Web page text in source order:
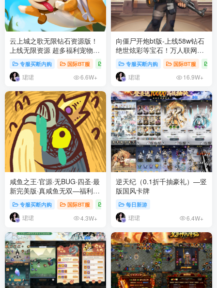
云上城之歌无限钻石资源版！
上线无限资源 超多福利宠物时
装道具统统拉满！云上城最强
最稳定版本！
专服买断内购 国际BT服 每日新游 # 全部 # 0.1折 # 买断
珺珺 6.6W+
向僵尸开炮bt版-上线58w钻石
绝世炫彩等宝石！万人联网！
稳定2年！
专服买断内购 国际BT服
珺珺 16.9W+
咸鱼之王·官源·无BUG·四圣·最
新完美版·真咸鱼无双—福利直
接拉满！
专服买断内购 国际BT服 每日新游
珺珺 4.3W+
逆天纪（0.1折千抽豪礼）—竖
版国风卡牌
每日新游
珺珺 6.4W+